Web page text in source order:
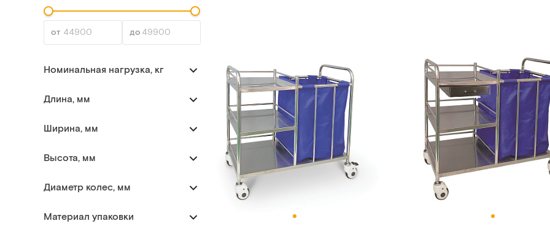
Номинальная нагрузка, кг
Длина, мм
Ширина, мм
Высота, мм
Диаметр колес, мм
Материал упаковки